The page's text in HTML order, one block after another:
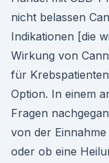
nicht belassen
Indikationen [die
Wirkung von
für
Option. In einem
Fragen
von der
oder ob eine